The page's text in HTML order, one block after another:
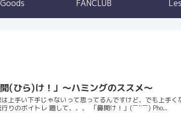
FANCLUB
(ひら)け！」～ハミングのススメ～
上手い下手じゃないって思ってるんですけど、でも上手
りのボイトレ 題して、、、 「鼻開け！」(￣¨￣) Pho...